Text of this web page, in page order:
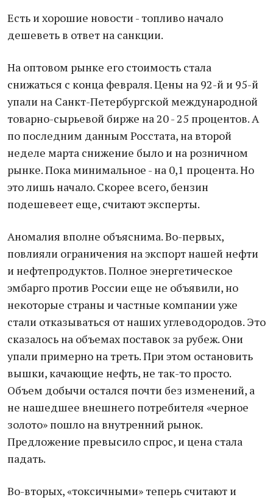
Есть и хорошие новости - топливо начало
дешеветь в ответ на санкции.
На оптовом рынке его стоимость стала
снижаться с конца февраля. Цены на 92-й и 95-й
упали на Санкт-Петербургской международной
товарно-сырьевой бирже на 20 - 25 процентов. А
по последним данным Росстата, на второй
неделе марта снижение было и на розничном
рынке. Пока минимальное - на 0,1 процента. Но
это лишь начало. Скорее всего, бензин
подешевеет еще, считают эксперты.
Аномалия вполне объяснима. Во-первых,
повлияли ограничения на экспорт нашей нефти
и нефтепродуктов. Полное энергетическое
эмбарго против России еще не объявили, но
некоторые страны и частные компании уже
стали отказываться от наших углеводородов. Это
сказалось на объемах поставок за рубеж. Они
упали примерно на треть. При этом остановить
вышки, качающие нефть, не так-то просто.
Объем добычи остался почти без изменений, а
не нашедшее внешнего потребителя «черное
золото» пошло на внутренний рынок.
Предложение превысило спрос, и цена стала
падать.
Во-вторых, «токсичными» теперь считают и